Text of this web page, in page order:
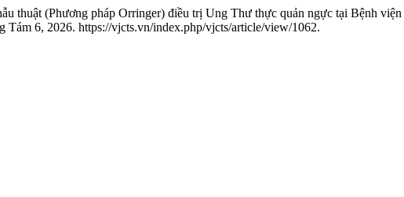
thuật (Phương pháp Orringer) điều trị Ung Thư thực quản ngực tại Bệnh viện
6, 2026. https://vjcts.vn/index.php/vjcts/article/view/1062.